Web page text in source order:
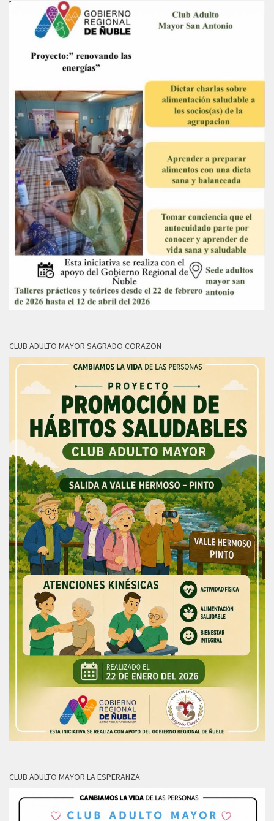
CLUB ADULTO MAYOR SAGRADO CORAZON
CLUB ADULTO MAYOR LA ESPERANZA